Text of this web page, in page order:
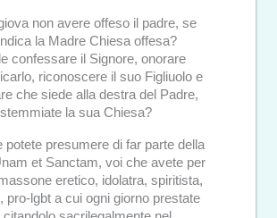
non avere offeso il padre, se
la Madre Chiesa offesa?
confessare il Signore, onorare
riconoscere il suo Figliuolo e
che siede alla destra del Padre,
la sua Chiesa?
potete presumere di far parte della
et Sanctam, voi che avete per
eretico, idolatra, spiritista,
pro-lgbt a cui ogni giorno prestate